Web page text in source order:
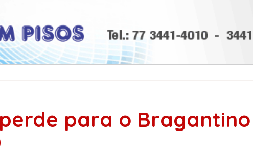
para o Bragantino